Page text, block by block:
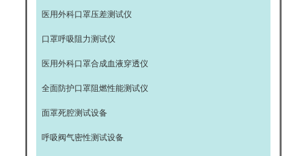
医用外科口罩压差测试仪
口罩呼吸阻力测试仪
医用外科口罩合成血液穿透仪
全面防护口罩阻燃性能测试仪
面罩死腔测试设备
呼吸阀气密性测试设备